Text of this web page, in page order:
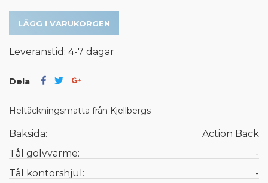
LÄGG I VARUKORGEN
Leveranstid: 4-7 dagar
Dela
Heltäckningsmatta från Kjellbergs
Baksida:
Action Back
Tål golvvärme:
-
Tål kontorshjul:
-